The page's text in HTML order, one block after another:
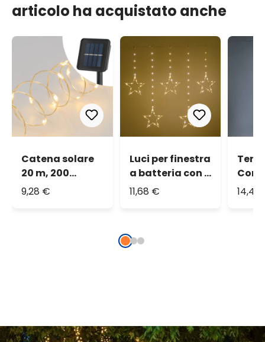
articolo ha acquistato anche
Catena solare
20 m, 200
microled
9,28 €
Luci per finestra
a batteria con 5
Stelle Ø 23 cm, h
11,68 €